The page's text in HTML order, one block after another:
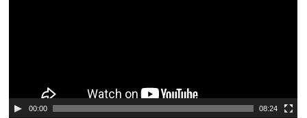
ดี
00:00 08:24